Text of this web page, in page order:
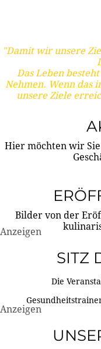
"Damit wir unsere
Das Leben
Nehmen. Wenn das
unsere Ziele
Hier möchten wir
Bilder von der
Anzeigen
SITZ
Die
Anzeigen